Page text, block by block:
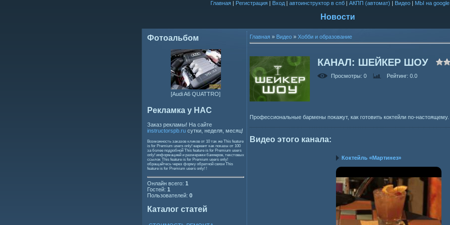
Главная| Регистрация| Вход| автоинструктор в спб| АКПП (автомат) | Видео| МЫ на google
Новости
Фотоальбом
[Audi A6 QUATTRO]
Рекламка у НАС
Заказ рекламы! На сайте
instructorspb.ru сутки, неделя, месяц!
Возможность заказов кликов от 10 так же This feature
is for Premium users only! вариант как показы от 100
за более подробной This feature is for Premium users
only! информацией и размерами баннеров, текстовых
ссылок This feature is for Premium users only!
обращайтесь через форму обратной связи This
feature is for Premium users only! !
Онлайн всего: 1
Гостей: 1
Пользователей: 0
Каталог статей
Главная » Видео » Хобби и образование
КАНАЛ: ШЕЙКЕР ШОУ
Просмотры: 0 Рейтинг: 0.0
Профессиональные бармены покажут, как готовить коктейли по-настоящему.
Видео этого канала:
Коктейль «Мартинез»